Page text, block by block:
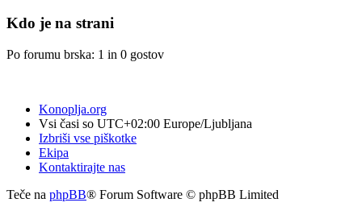
Kdo je na strani
Po forumu brska: 1 in 0 gostov
Konoplja.org
Vsi časi so UTC+02:00 Europe/Ljubljana
Izbriši vse piškotke
Ekipa
Kontaktirajte nas
Teče na phpBB® Forum Software © phpBB Limited